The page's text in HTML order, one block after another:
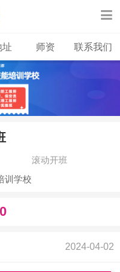
址 师资 联系我们
滚动开班
训学校
2024-04-02